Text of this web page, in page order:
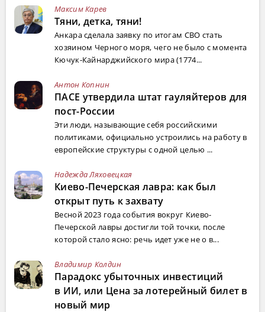
Максим Карев
Тяни, детка, тяни!
Анкара сделала заявку по итогам СВО стать
хозяином Черного моря, чего не было с момента
Кючук-Кайнарджийского мира (1774...
Антон Копнин
ПАСЕ утвердила штат гауляйтеров для
пост-России
Эти люди, называющие себя российскими
политиками, официально устроились на работу в
европейские структуры с одной целью ...
Надежда Ляховецкая
Киево-Печерская лавра: как был
открыт путь к захвату
Весной 2023 года события вокруг Киево-
Печерской лавры достигли той точки, после
которой стало ясно: речь идет уже не о в...
Владимир Колдин
Парадокс убыточных инвестиций
в ИИ, или Цена за лотерейный билет в
новый мир